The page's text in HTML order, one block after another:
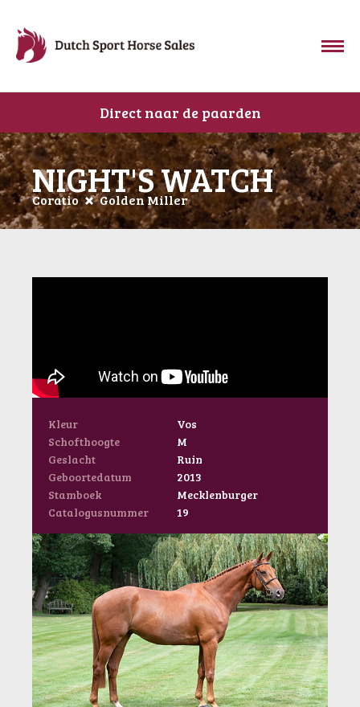
Direct naar de paarden
NIGHT'S WATCH
Coratio Golden Miller
Kleur
Vos
Schofthoogte
M
Geslacht
Ruin
Geboortedatum
2013
Stamboek
Mecklenburger
Catalogusnummer
19